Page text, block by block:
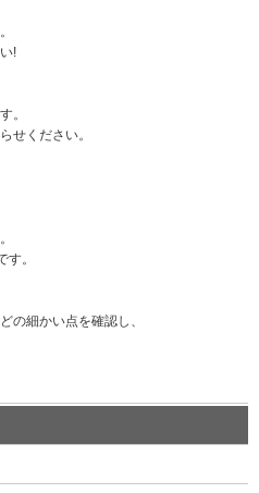
!
。
せください。
。
の細かい点を確認し、